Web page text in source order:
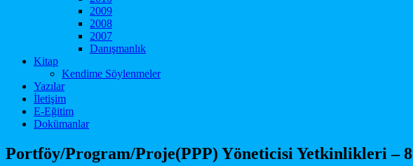
2009
2008
2007
Danışmanlık
Kitap
Kendime Söylenmeler
Yazılar
İletişim
E-Eğitim
Dokümanlar
Portföy/Program/Proje(PPP) Yöneticisi Yetkinlikleri – 8